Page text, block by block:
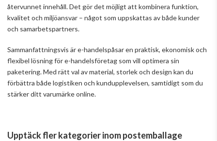
återvunnet innehåll. Det gör det möjligt att kombinera funktion,
kvalitet och miljöansvar – något som uppskattas av både kunder
och samarbetspartners.
Sammanfattningsvis är e-handelspåsar en praktisk, ekonomisk och
flexibel lösning för e-handelsföretag som vill optimera sin
paketering. Med rätt val av material, storlek och design kan du
förbättra både logistiken och kundupplevelsen, samtidigt som du
stärker ditt varumärke online.
Upptäck fler kategorier inom postemballage